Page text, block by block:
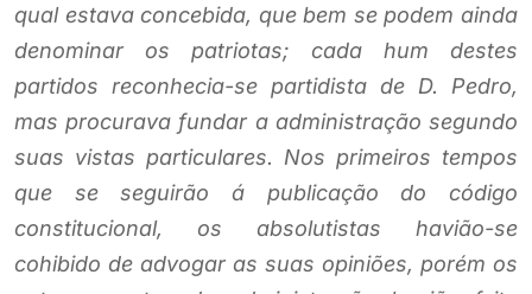
qual estava concebida, que bem se podem ainda
denominar os patriotas; cada hum destes
partidos reconhecia-se partidista de D. Pedro,
mas procurava fundar a administração segundo
suas vistas particulares. Nos primeiros tempos
que se seguirão á publicação do código
constitucional, os absolutistas havião-se
cohibido de advogar as suas opiniões, porém os